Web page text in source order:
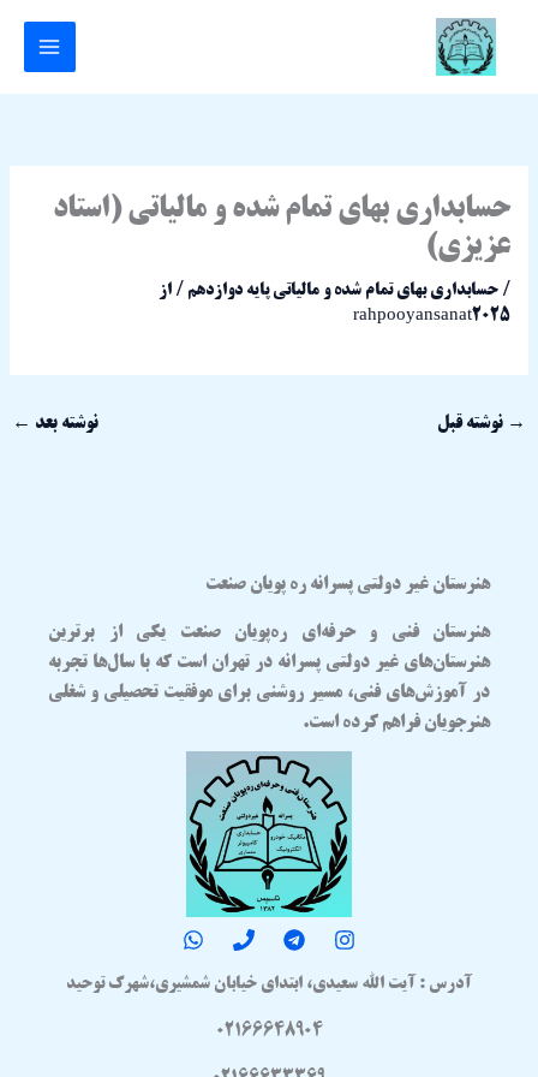
حسابداری بهای تمام شده و مالیاتی (استاد
عزیزی)
/حسابداری بهای تمام شده و مالیاتی پایه دوازدهم / از
rahpooyansanat2025
→ نوشته قبل نوشته بعد ←
هنرستان غیر دولتی پسرانه ره پویان صنعت
هنرستان فنی و حرفه‌ای ره‌پویان صنعت یکی از برترین
هنرستان‌های غیر دولتی پسرانه در تهران است که با سال‌ها تجربه
در آموزش‌های فنی، مسیر روشنی برای موفقیت تحصیلی و شغلی
هنرجویان فراهم کرده است.
آدرس : آیت الله سعیدی، ابتدای خیابان شمشیری،شهرک توحید
02166648904